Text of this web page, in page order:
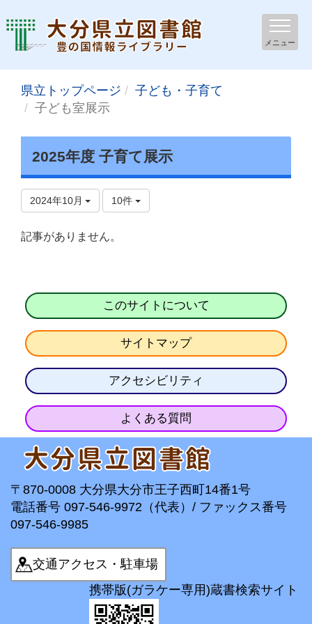
メニュー
県立トップページ
子ども・子育て
子ども室展示
2025年度 子育て展示
2024年10月 10件
記事がありません。
このサイトについて
サイトマップ
アクセシビリティ
よくある質問
〒870-0008 大分県大分市王子西町14番1号
電話番号 097-546-9972（代表）/ ファックス番号
097-546-9985
交通アクセス・駐車場
携帯版(ガラケー専用)蔵書検索サイト